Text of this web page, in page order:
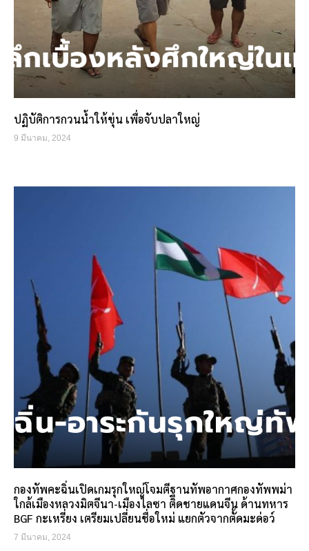
ปฏิบัติการกวนน้ำให้ขุ่น เพื่อจับปลาใหญ่
9 มีนาคม, 2024
กองทัพคะฉิ่นเปิดเกมรุกใหญ่โจมตีฐานทัพอากาศกองทัพพม่า
ใกล้เมืองหลวงมิตจีนา-เมืองไลซา ติดชายแดนจีน ด้านทหาร
BGF กะเหรี่ยง เตรียมเปลี่ยนชื่อใหม่ แยกตัวจากตั้ดมะด่อว์
7 มีนาคม, 2024